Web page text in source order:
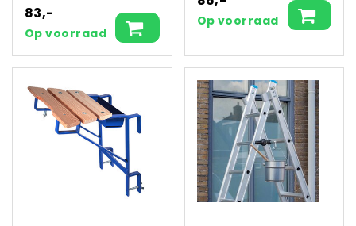
83,-
Op voorraad
Op voorraad